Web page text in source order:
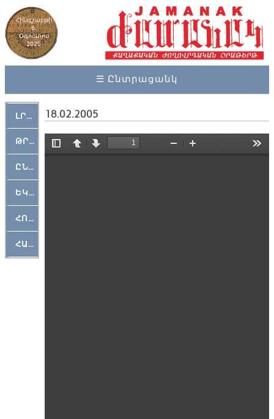
Հինգշաբթի
6,
Օգոստոս
2026
☰ Ընտրացանկ
ԼՐԱՀՈՍ
ԹՐՔԱՀԱՅ ԿԵԱՆՔ
ԸՆԿԵՐԱՄՇԱԿՈՒԹԱՅԻՆ
ԵԿԵՂԵՑԱԿԱՆ
ՀՈԳԵՄՏԱՒՈՐ
ՀԱՐԹԱԿ
18.02.2005